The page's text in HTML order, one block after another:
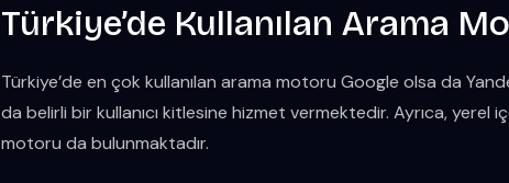
Türkiye’de Kullanılan Arama
Türkiye’de en çok kullanılan arama motoru Google olsa da
da belirli bir kullanıcı kitlesine hizmet vermektedir. Ayrıca, yerel
motoru da bulunmaktadır.